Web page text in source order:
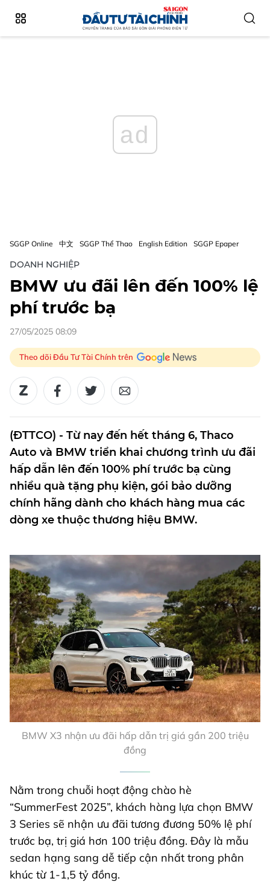
ad
SGGP Online 中文 SGGP Thể Thao English Edition SGGP Epaper
DOANH NGHIỆP
BMW ưu đãi lên đến 100% lệ
phí trước bạ
27/05/2025 08:09
Theo dõi Đầu Tư Tài Chính trên
(ĐTTCO) - Từ nay đến hết tháng 6, Thaco
Auto và BMW triển khai chương trình ưu đãi
hấp dẫn lên đến 100% phí trước bạ cùng
nhiều quà tặng phụ kiện, gói bảo dưỡng
chính hãng dành cho khách hàng mua các
dòng xe thuộc thương hiệu BMW.
BMW X3 nhận ưu đãi hấp dẫn trị giá gần 200 triệu
đồng
Nằm trong chuỗi hoạt động chào hè
“SummerFest 2025”, khách hàng lựa chọn BMW
3 Series sẽ nhận ưu đãi tương đương 50% lệ phí
trước bạ, trị giá hơn 100 triệu đồng. Đây là mẫu
sedan hạng sang dễ tiếp cận nhất trong phân
khúc từ 1-1,5 tỷ đồng.